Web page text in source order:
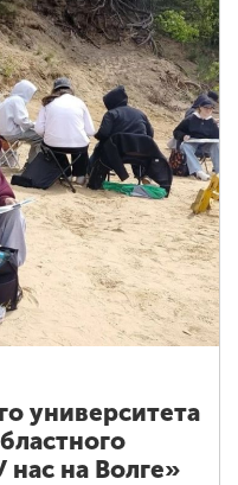
университета
нас на Волге»